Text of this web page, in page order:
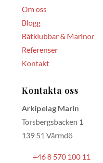
Om oss
Blogg
Båtklubbar & Marinor
Referenser
Kontakt
Kontakta oss
Arkipelag Marin
Torsbergsbacken 1
139 51 Värmdö
+46 8 570 100 11